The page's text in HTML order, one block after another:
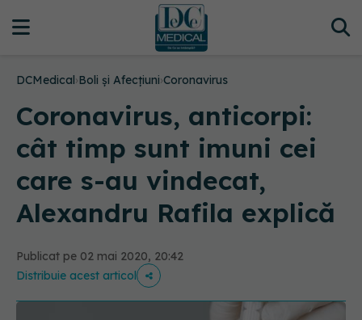
DCMedical›Boli și Afecțiuni›Coronavirus
Coronavirus, anticorpi:
cât timp sunt imuni cei
care s-au vindecat,
Alexandru Rafila explică
Publicat pe 02 mai 2020, 20:42
Distribuie acest articol